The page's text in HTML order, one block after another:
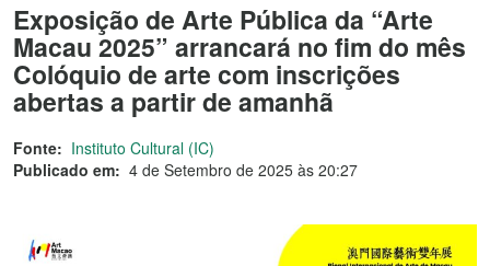
Exposição de Arte Pública da “Arte
Macau 2025” arrancará no fim do mês
Colóquio de arte com inscrições
abertas a partir de amanhã
Fonte: Instituto Cultural (IC)
Publicado em: 4 de Setembro de 2025 às 20:27